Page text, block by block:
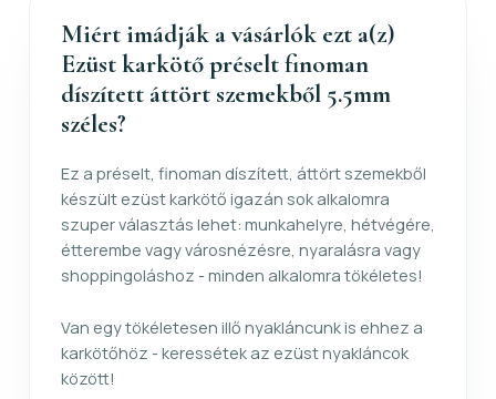
Miért imádják a vásárlók ezt a(z)
Ezüst karkötő préselt finoman
díszített áttört szemekből 5.5mm
széles?
Ez a préselt, finoman díszített, áttört szemekből
készült ezüst karkötő igazán sok alkalomra
szuper választás lehet: munkahelyre, hétvégére,
étterembe vagy városnézésre, nyaralásra vagy
shoppingoláshoz - minden alkalomra tökéletes!
Van egy tökéletesen illő nyakláncunk is ehhez a
karkötőhöz - keressétek az ezüst nyakláncok
között!